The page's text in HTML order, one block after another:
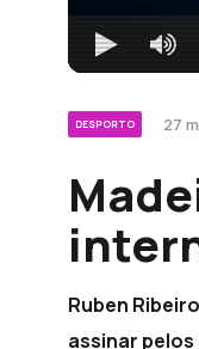
DESPORTO 27
Ruben
assinar